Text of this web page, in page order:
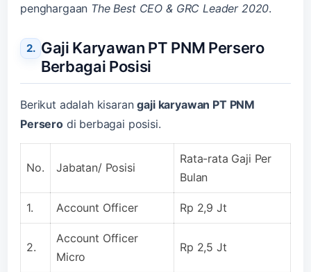
penghargaan The Best CEO & GRC Leader 2020.
Gaji Karyawan PT PNM Persero
Berbagai Posisi
Berikut adalah kisarangaji karyawan PT PNM
Perserodi berbagai posisi.
No. Jabatan/ Posisi
Rata-rata Gaji Per
Bulan
1. Account Officer Rp 2,9 Jt
2.
Account Officer
Micro
Rp 2,5 Jt